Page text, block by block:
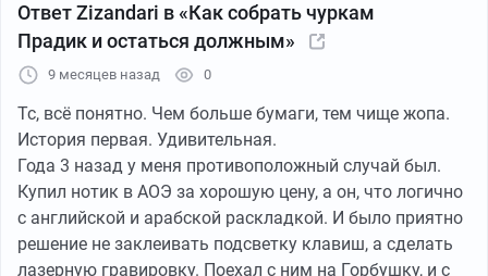
Ответ Zizandari в «Как собрать чуркам
Прадик и остаться должным»
9 месяцев назад 0
Тс, всё понятно. Чем больше бумаги, тем чище жопа.
История первая. Удивительная.
Года 3 назад у меня противоположный случай был.
Купил нотик в АОЭ за хорошую цену, а он, что логично
с английской и арабской раскладкой. И было приятно
решение не заклеивать подсветку клавиш, а сделать
лазерную гравировку. Поехал с ним на Горбушку, и с